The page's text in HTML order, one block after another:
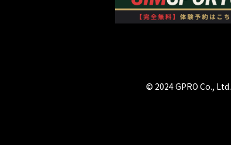
© 2024 GPRO Co., Ltd.